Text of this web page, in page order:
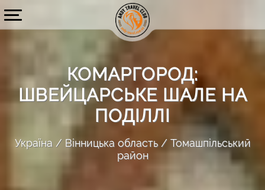
КОМАРГОРОД:
ШВЕЙЦАРСЬКЕ ШАЛЕ НА
ПОДІЛЛІ
Україна Вінницька область
Томашпільський
район